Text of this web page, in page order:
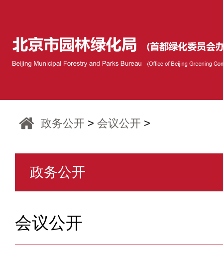
政务公开 >会议公开 >
政务公开
会议公开